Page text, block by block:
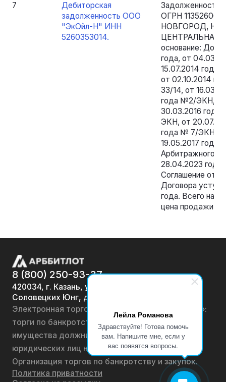
Лейла Романова
Здравствуйте! Готова помочь
вам. Напишите мне, если у
вас появятся вопросы.
7
Дебиторская
задолженность ООО
"ЭкОйл-Н" ИНН
5260353014.
ОГРН
НОВГОРОД,
ЦЕНТРАЛЬНАЯ
основание:
года, от
15.07.2014 года
от 02.10.2014
33/14, от
года №2/ЭКН,
30.03.2016
ЭКН, от
года № 7/ЭКН,
19.05.2017
Арбитражного
28.04.2023
Соглашение от
Договора
года. Всего на
цена продажи
8 (800) 250-93-37
420034, г. Казань, ул.
Соловецких Юнг, д. 7
Электронная торговая площадка «АРББИТЛОТ»:
торги по банкротству, лоты по продаже
имущества должников физических лиц и
юридических лиц на онлайн-аукционах.
Организация торгов по банкротству и закупок.
Политика приватности